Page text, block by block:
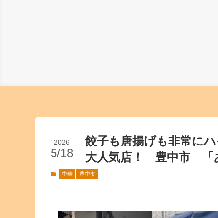
餃子も唐揚げも非常に
大人気店！ 豊中市 「
2026
5/18
中華 豊中市